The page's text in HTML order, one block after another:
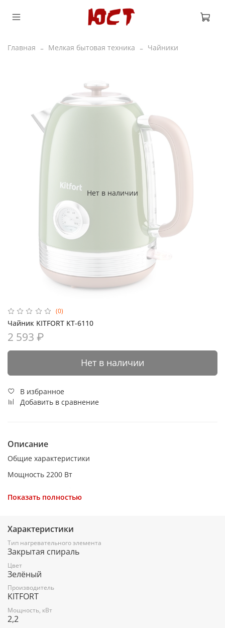
Главная Мелкая бытовая техника Чайники
Нет в наличии
(0)
Чайник KITFORT KT-6110
2 593 ₽
Нет в наличии
В избранное
Добавить в сравнение
Описание
Общие характеристики
Мощность 2200 Вт
Индикатор включения есть
Индикатор уровня воды есть
Фильтр от накипи есть
Автоматическое отключение есть
Защита от включения без воды есть
Показать полностью
Характеристики
Тип нагревательного элемента
Закрытая спираль
Цвет
Зелёный
Производитель
KITFORT
Мощность, кВт
2,2